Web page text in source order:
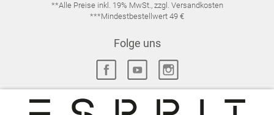
**Alle Preise inkl. 19% MwSt., zzgl. Versandkosten
***Mindestbestellwert 49 €
Folge uns